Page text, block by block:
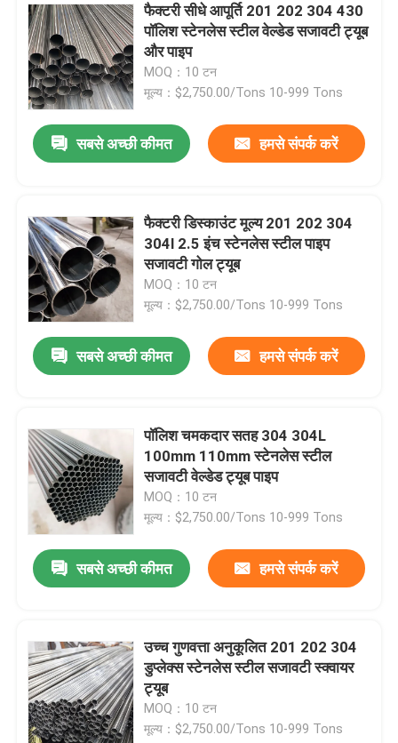
फैक्टरी सीधे आपूर्ति 201 202 304 430
पॉलिश स्टेनलेस स्टील वेल्डेड सजावटी ट्यूब
और पाइप
MOQ：10 टन
मूल्य：$2,750.00/Tons 10-999 Tons
सबसे अच्छी कीमत हमसे संपर्क करें
फैक्टरी डिस्काउंट मूल्य 201 202 304
304l 2.5 इंच स्टेनलेस स्टील पाइप
सजावटी गोल ट्यूब
MOQ：10 टन
मूल्य：$2,750.00/Tons 10-999 Tons
सबसे अच्छी कीमत हमसे संपर्क करें
पॉलिश चमकदार सतह 304 304L
100mm 110mm स्टेनलेस स्टील
सजावटी वेल्डेड ट्यूब पाइप
MOQ：10 टन
मूल्य：$2,750.00/Tons 10-999 Tons
सबसे अच्छी कीमत हमसे संपर्क करें
उच्च गुणवत्ता अनुकूलित 201 202 304
डुप्लेक्स स्टेनलेस स्टील सजावटी स्क्वायर
ट्यूब
MOQ：10 टन
मूल्य：$2,750.00/Tons 10-999 Tons